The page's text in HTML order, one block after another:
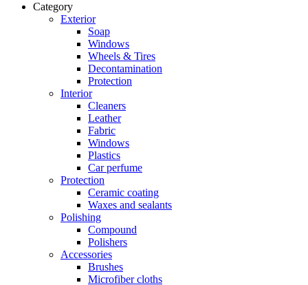
Category
Exterior
Soap
Windows
Wheels & Tires
Decontamination
Protection
Interior
Cleaners
Leather
Fabric
Windows
Plastics
Car perfume
Protection
Ceramic coating
Waxes and sealants
Polishing
Compound
Polishers
Accessories
Brushes
Microfiber cloths